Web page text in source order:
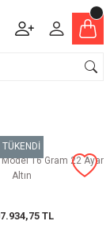
TÜKENDİ
16 Gram 22 Ayar
Altın
TL